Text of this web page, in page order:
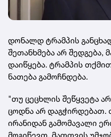
დონალდ ტრამპის
შეთანხმება არ შედგება,
დაიწყება. ტრამპის
ნათება გამოჩნდება.
"თუ ცეცხლის შეწყვეტა არ
ცოდნა არ დაგჭირდებათ.
ირანიდან გამომავალი
მოგიწევთ. მათთვის